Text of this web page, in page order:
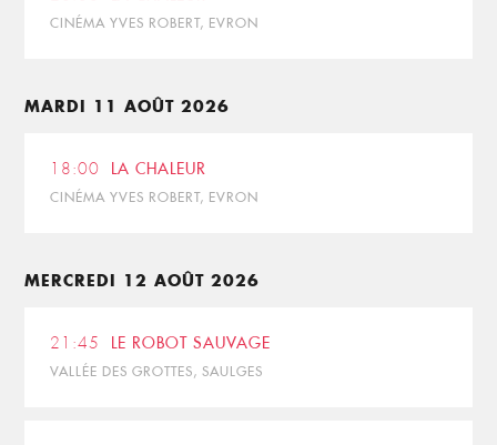
CINÉMA YVES ROBERT, EVRON
MARDI 11 AOÛT 2026
18:00 LA CHALEUR
CINÉMA YVES ROBERT, EVRON
MERCREDI 12 AOÛT 2026
21:45 LE ROBOT SAUVAGE
VALLÉE DES GROTTES, SAULGES